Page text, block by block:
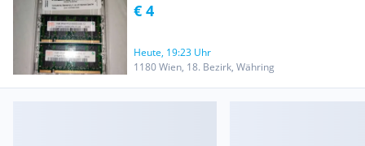
€ 4
Heute, 19:23 Uhr
1180 Wien, 18. Bezirk, Währing